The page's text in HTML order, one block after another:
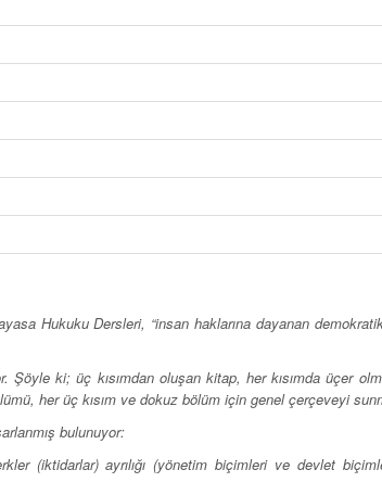
Hukuku Dersleri, “insan haklarına dayanan
Şöyle ki; üç kısımdan oluşan kitap, her kısımda üçer
her üç kısım ve dokuz bölüm için genel çerçeveyi
bulunuyor:
(iktidarlar) ayrılığı (yönetim biçimleri ve devlet